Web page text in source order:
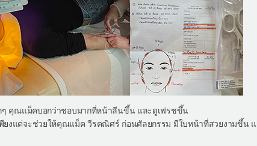
ๆ คุณแม็คบอกว่าชอบมากที่หน้าลีนขึ้น และดูเฟรชขึ้น
ยงแต่จะช่วยให้คุณแม็ค วีรคณิศร์ ก่อนศัลยกรรม มีใบหน้าที่สวยงามขึ้น